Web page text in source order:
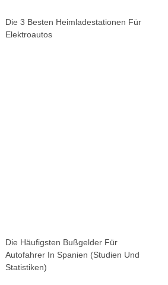
Die 3 Besten Heimladestationen Für
Elektroautos
Die Häufigsten Bußgelder Für
Autofahrer In Spanien (Studien Und
Statistiken)